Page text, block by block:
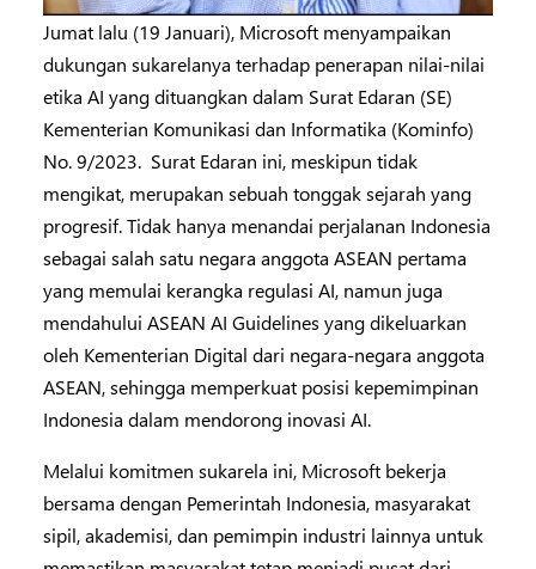
Jumat lalu (19 Januari), Microsoft menyampaikan
dukungan sukarelanya terhadap penerapan nilai-nilai
etika AI yang dituangkan dalam Surat Edaran (SE)
Kementerian Komunikasi dan Informatika (Kominfo)
No. 9/2023. Surat Edaran ini, meskipun tidak
mengikat, merupakan sebuah tonggak sejarah yang
progresif. Tidak hanya menandai perjalanan Indonesia
sebagai salah satu negara anggota ASEAN pertama
yang memulai kerangka regulasi AI, namun juga
mendahului ASEAN AI Guidelines yang dikeluarkan
oleh Kementerian Digital dari negara-negara anggota
ASEAN, sehingga memperkuat posisi kepemimpinan
Indonesia dalam mendorong inovasi AI.
Melalui komitmen sukarela ini, Microsoft bekerja
bersama dengan Pemerintah Indonesia, masyarakat
sipil, akademisi, dan pemimpin industri lainnya untuk